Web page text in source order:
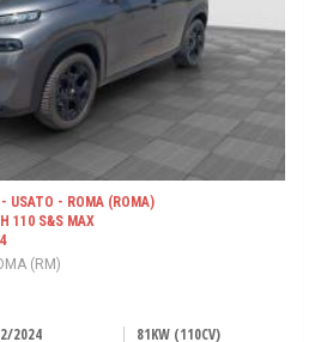
USATO - ROMA (ROMA)
110 S&S MAX
(RM)
2024 81KW (110CV)